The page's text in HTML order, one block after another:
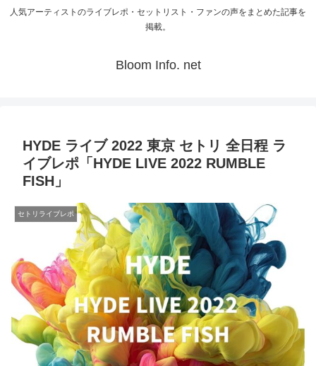
人気アーティストのライブレポ・セットリスト・ファンの声をまとめた記事を
掲載。
Bloom Info. net
HYDE ライブ 2022 東京 セトリ 全日程 ラ
イブレポ「HYDE LIVE 2022 RUMBLE
FISH」
セトリライブレポ